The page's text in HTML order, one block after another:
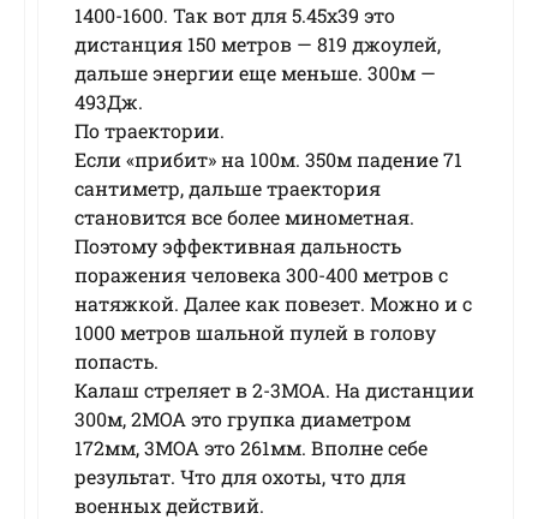
1400-1600. Так вот для 5.45х39 это
дистанция 150 метров — 819 джоулей,
дальше энергии еще меньше. 300м —
493Дж.
По траектории.
Если «прибит» на 100м. 350м падение 71
сантиметр, дальше траектория
становится все более минометная.
Поэтому эффективная дальность
поражения человека 300-400 метров с
натяжкой. Далее как повезет. Можно и с
1000 метров шальной пулей в голову
попасть.
Калаш стреляет в 2-3MOA. На дистанции
300м, 2MOA это групка диаметром
172мм, 3МОА это 261мм. Вполне себе
результат. Что для охоты, что для
военных действий.